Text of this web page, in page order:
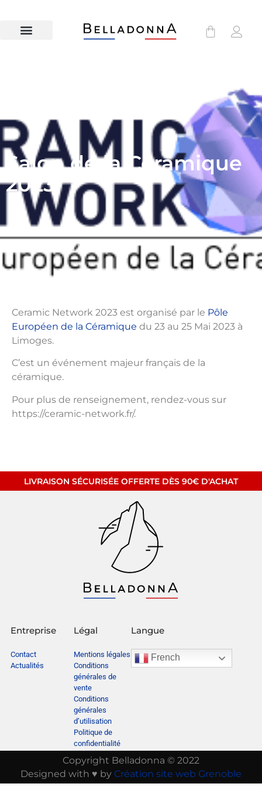
Salon de la Céramique
2023
Ceramic Network 2023 est organisé par le Pôle
Européen de la Céramique du 23 au 25 Mai 2023 à
Limoges.
C’est un événement majeur français de la
céramique.
Pour plus de renseignement, rendez-vous sur
https://ceramic-network.fr/.
LIVRAISON SÉCURISÉE OFFERTE DÈS 90€ D'ACHAT
Entreprise
Contact
Actualités
Légal
Mentions légales
Conditions
générales de
vente
Conditions
générales
d’utilisation
Politique de
confidentialité
Langue
French
Copyright Belladonna © 2022
Designed with ♥ by Création site web Grenoble